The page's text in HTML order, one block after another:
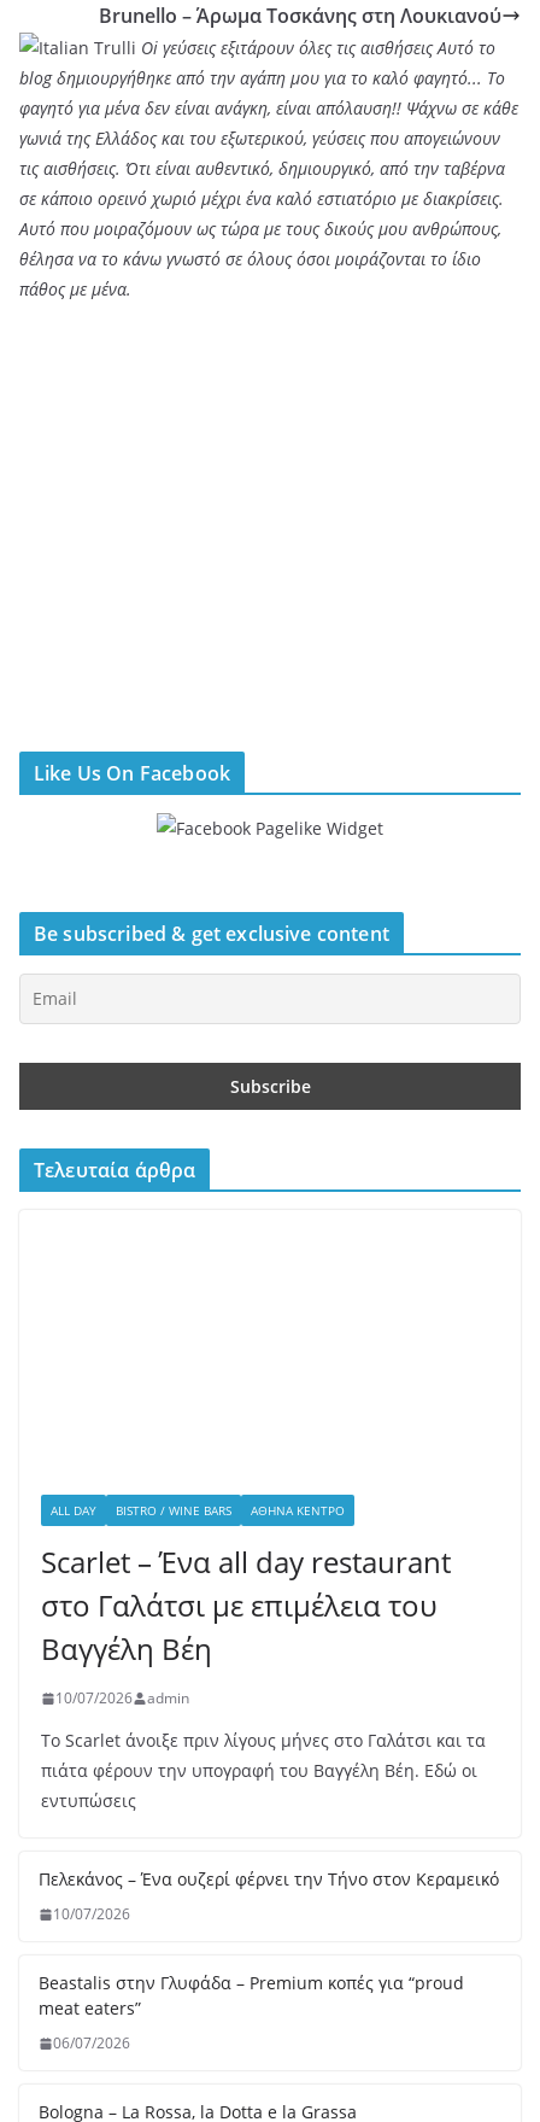
Brunello – Άρωμα Τοσκάνης στη Λουκιανού
Oi γεύσεις εξιτάρουν όλες τις αισθήσεις Αυτό το
blog δημιουργήθηκε από την αγάπη μου για το καλό φαγητό... Tο
φαγητό για μένα δεν είναι ανάγκη, είναι απόλαυση!! Ψάχνω σε κάθε
γωνιά της Ελλάδος και του εξωτερικού, γεύσεις που απογειώνουν
τις αισθήσεις. Ότι είναι αυθεντικό, δημιουργικό, από την ταβέρνα
σε κάποιο ορεινό χωριό μέχρι ένα καλό εστιατόριο με διακρίσεις.
Αυτό που μοιραζόμουν ως τώρα με τους δικούς μου ανθρώπους,
θέλησα να το κάνω γνωστό σε όλους όσοι μοιράζονται το ίδιο
πάθος με μένα.
Scarlet – Ένα all day restaurant
Βαγγέλη Βέη
Beastalis στην Γλυφάδα – Premium κοπές για “proud
meat eaters”
06/07/2026
Bologna – La Rossa, la Dotta e la Grassa
05/07/2026
Melia: Σύγχρονη επτανησιακή γαστρονομία με φόντο το
απέραντο γαλάζιο του Ιονίου
30/06/2026
Ο Δημήτρης Αρσενίδης αναλαμβάνει την κουζίνα του
Mappemonde Rooftop Restaurant του Athens Capital
Hotel
της Εύβοιας με την υπογραφή του Παναγιώτη Γιακαλή